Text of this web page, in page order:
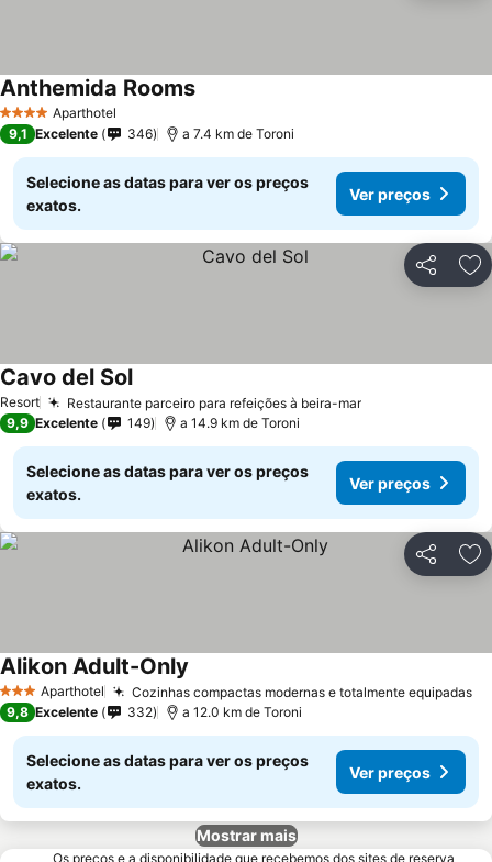
4 EstrelasAparthotel
Anthemida Rooms
9,1 Excelente 346 a 7.4 km de Toroni
Selecione as datas para ver os preços
exatos.
Ver preços
Partilhar
Resort Restaurante parceiro para refeições à beira-mar
Cavo del Sol
9,9 Excelente 149 a 14.9 km de Toroni
Selecione as datas para ver os preços
exatos.
Ver preços
Partilhar
3 EstrelasAparthotel Cozinhas compactas modernas e totalmente equipadas
Alikon Adult-Only
9,8 Excelente 332 a 12.0 km de Toroni
Selecione as datas para ver os preços
exatos.
Ver preços
Mostrar mais
Os preços e a disponibilidade que recebemos dos sites de reserva